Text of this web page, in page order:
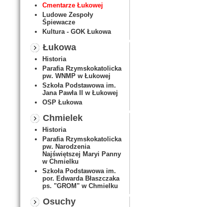
Cmentarze Łukowej
Ludowe Zespoły
Śpiewacze
Kultura - GOK Łukowa
Łukowa
Historia
Parafia Rzymskokatolicka
pw. WNMP w Łukowej
Szkoła Podstawowa im.
Jana Pawła II w Łukowej
OSP Łukowa
Chmielek
Historia
Parafia Rzymskokatolicka
pw. Narodzenia
Najświętszej Maryi Panny
w Chmielku
Szkoła Podstawowa im.
por. Edwarda Błaszczaka
ps. "GROM" w Chmielku
Osuchy